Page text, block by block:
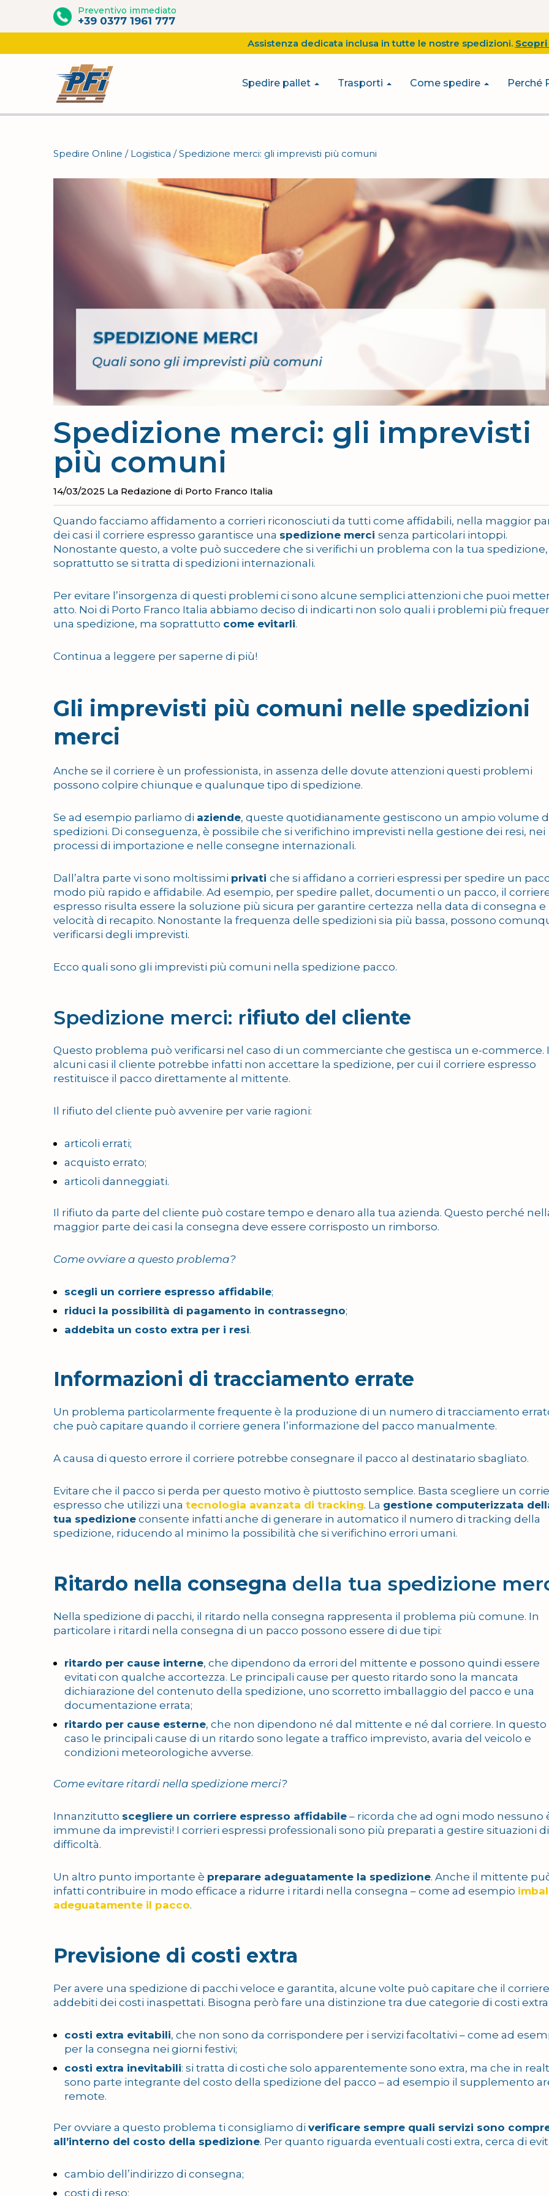
contenuto
Preventivo immediato
+39 0377 1961 777
Assistenza dedicata inclusa in tutte le nostre spedizioni.
Spedire pallet Trasporti Come spedire Perché
Spedire Online / Logistica /Spedizione merci: gli imprevisti più comuni
Spedizione merci: gli imprevisti
più comuni
14/03/2025 La Redazione di Porto Franco Italia
Quando facciamo affidamento a corrieri riconosciuti da tutti come affidabili, nella maggior
dei casi il corriere espresso garantisce una spedizione merci senza particolari intoppi.
Nonostante questo, a volte può succedere che si verifichi un problema con la tua spedizione,
soprattutto se si tratta di spedizioni internazionali.
Per evitare l’insorgenza di questi problemi ci sono alcune semplici attenzioni che puoi
atto. Noi di Porto Franco Italia abbiamo deciso di indicarti non solo quali i problemi più
una spedizione, ma soprattutto come evitarli.
Continua a leggere per saperne di più!
Gli imprevisti più comuni nelle spedizioni
merci
Anche se il corriere è un professionista, in assenza delle dovute attenzioni questi problemi
possono colpire chiunque e qualunque tipo di spedizione.
Se ad esempio parliamo di aziende, queste quotidianamente gestiscono un ampio volume
spedizioni. Di conseguenza, è possibile che si verifichino imprevisti nella gestione dei resi, nei
processi di importazione e nelle consegne internazionali.
Dall’altra parte vi sono moltissimi privati che si affidano a corrieri espressi per spedire un
modo più rapido e affidabile. Ad esempio, per spedire pallet, documenti o un pacco, il
espresso risulta essere la soluzione più sicura per garantire certezza nella data di consegna e
velocità di recapito. Nonostante la frequenza delle spedizioni sia più bassa, possono
verificarsi degli imprevisti.
Ecco quali sono gli imprevisti più comuni nella spedizione pacco.
Spedizione merci: rifiuto del cliente
Questo problema può verificarsi nel caso di un commerciante che gestisca un e-commerce.
alcuni casi il cliente potrebbe infatti non accettare la spedizione, per cui il corriere espresso
restituisce il pacco direttamente al mittente.
Il rifiuto del cliente può avvenire per varie ragioni:
articoli errati;
acquisto errato;
articoli danneggiati.
Il rifiuto da parte del cliente può costare tempo e denaro alla tua azienda. Questo perché
maggior parte dei casi la consegna deve essere corrisposto un rimborso.
Come ovviare a questo problema?
scegli un corriere espresso affidabile;
riduci la possibilità di pagamento in contrassegno;
addebita un costo extra per i resi.
Informazioni di tracciamento errate
Un problema particolarmente frequente è la produzione di un numero di tracciamento
che può capitare quando il corriere genera l’informazione del pacco manualmente.
A causa di questo errore il corriere potrebbe consegnare il pacco al destinatario sbagliato.
Evitare che il pacco si perda per questo motivo è piuttosto semplice. Basta scegliere un
espresso che utilizzi una tecnologia avanzata di tracking. La gestione computerizzata
tua spedizione consente infatti anche di generare in automatico il numero di tracking della
spedizione, riducendo al minimo la possibilità che si verifichino errori umani.
Ritardo nella consegna della tua spedizione
Nella spedizione di pacchi, il ritardo nella consegna rappresenta il problema più comune. In
particolare i ritardi nella consegna di un pacco possono essere di due tipi:
ritardo per cause interne, che dipendono da errori del mittente e possono quindi essere
evitati con qualche accortezza. Le principali cause per questo ritardo sono la mancata
dichiarazione del contenuto della spedizione, uno scorretto imballaggio del pacco e una
documentazione errata;
ritardo per cause esterne, che non dipendono né dal mittente e né dal corriere. In questo
caso le principali cause di un ritardo sono legate a traffico imprevisto, avaria del veicolo e
condizioni meteorologiche avverse.
Come evitare ritardi nella spedizione merci?
Innanzitutto scegliere un corriere espresso affidabile – ricorda che ad ogni modo nessuno
immune da imprevisti! I corrieri espressi professionali sono più preparati a gestire situazioni di
difficoltà.
Un altro punto importante è preparare adeguatamente la spedizione. Anche il mittente
infatti contribuire in modo efficace a ridurre i ritardi nella consegna – come ad esempio
adeguatamente il pacco.
Previsione di costi extra
Per avere una spedizione di pacchi veloce e garantita, alcune volte può capitare che il
addebiti dei costi inaspettati. Bisogna però fare una distinzione tra due categorie di costi
costi extra evitabili, che non sono da corrispondere per i servizi facoltativi – come ad
per la consegna nei giorni festivi;
costi extra inevitabili: si tratta di costi che solo apparentemente sono extra, ma che in
sono parte integrante del costo della spedizione del pacco – ad esempio il supplemento
remote.
Per ovviare a questo problema ti consigliamo di verificare sempre quali servizi sono
all’interno del costo della spedizione. Per quanto riguarda eventuali costi extra, cerca di
cambio dell’indirizzo di consegna;
costi di reso;